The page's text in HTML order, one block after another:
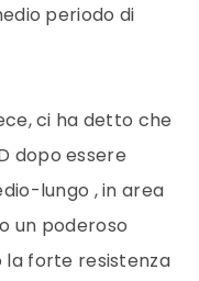
periodo di
ci ha detto che
dopo essere
lungo , in area
un poderoso
la forte resistenza